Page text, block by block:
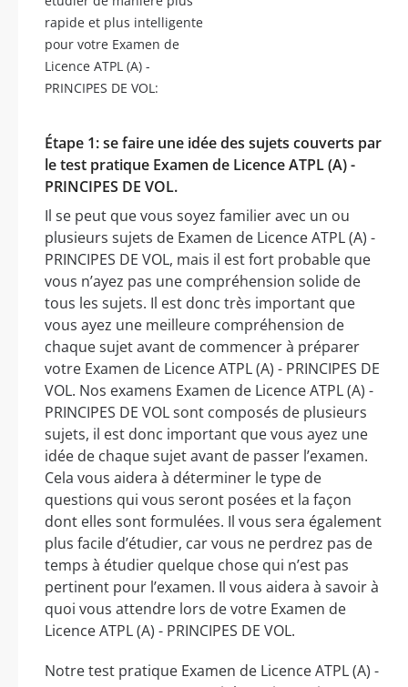
rapide et plus intelligente
pour votre Examen de
Licence ATPL (A) -
PRINCIPES DE VOL:
Étape 1: se faire une idée des sujets couverts par
le test pratique Examen de Licence ATPL (A) -
PRINCIPES DE VOL.
Il se peut que vous soyez familier avec un ou
plusieurs sujets de Examen de Licence ATPL (A) -
PRINCIPES DE VOL, mais il est fort probable que
vous n’ayez pas une compréhension solide de
tous les sujets. Il est donc très important que
vous ayez une meilleure compréhension de
chaque sujet avant de commencer à préparer
votre Examen de Licence ATPL (A) - PRINCIPES DE
VOL. Nos examens Examen de Licence ATPL (A) -
PRINCIPES DE VOL sont composés de plusieurs
sujets, il est donc important que vous ayez une
idée de chaque sujet avant de passer l’examen.
Cela vous aidera à déterminer le type de
questions qui vous seront posées et la façon
dont elles sont formulées. Il vous sera également
plus facile d’étudier, car vous ne perdrez pas de
temps à étudier quelque chose qui n’est pas
pertinent pour l’examen. Il vous aidera à savoir à
quoi vous attendre lors de votre Examen de
Licence ATPL (A) - PRINCIPES DE VOL.
Notre test pratique Examen de Licence ATPL (A) -